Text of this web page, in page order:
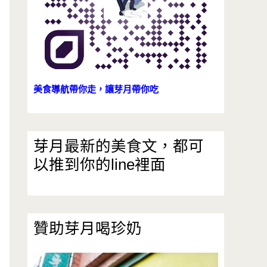
美食導航帶你走，讓芽月帶你吃
芽月最新的美食文，都可
以推到你的line裡面
贊助芽月喝珍奶